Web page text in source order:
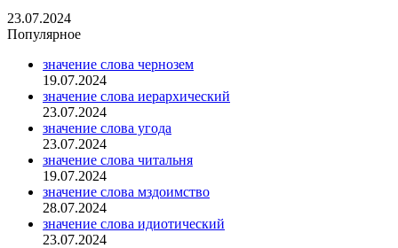
23.07.2024
Популярное
значение слова чернозем
19.07.2024
значение слова иерархический
23.07.2024
значение слова угода
23.07.2024
значение слова читальня
19.07.2024
значение слова мздоимство
28.07.2024
значение слова идиотический
23.07.2024